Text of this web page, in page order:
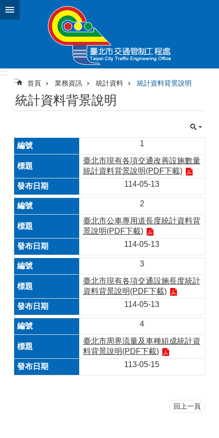
跳到主要內容區塊
:::
:::
首頁 業務資訊 統計資料 統計資料背景說明
統計資料背景說明
1
臺北市現有各項交通改善設施數量
統計資料背景說明(PDF下載)
114-05-13
2
臺北市公車專用道長度統計資料背
景說明(PDF下載)
114-05-13
3
臺北市現有各項交通設施長度統計
資料背景說明(PDF下載)
114-05-13
4
臺北市周界流量及車種組成統計資
料背景說明(PDF下載)
113-05-15
回上一頁